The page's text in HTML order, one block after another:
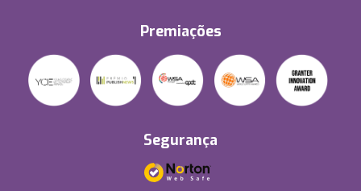
Premiações
Segurança